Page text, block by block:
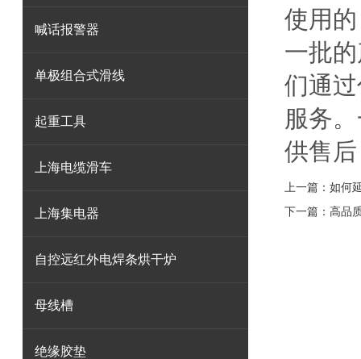
喊话报警器
单极组合式滑线
起重工具
上海电缆滑车
上海集电器
自控远红外电焊条烘干炉
母线槽
绝缘胶垫
使用
一批
们通
服务
供售
上一篇： 如何
下一篇： 高品